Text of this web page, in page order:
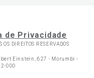
de Privacidade
OS DIREITOS RESERVADOS
Einstein, 627 - Morumbi -
000